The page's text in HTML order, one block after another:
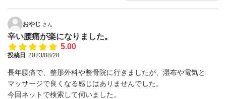
おやじ さん
辛い腰痛が楽になりました。
5.00
投稿日 2023/08/28
長年腰痛で、整形外科や整骨院に行きましたが、湿布や電気と
マッサージで良くなる感じはありませんでした。
今回ネットで検索して伺いました。